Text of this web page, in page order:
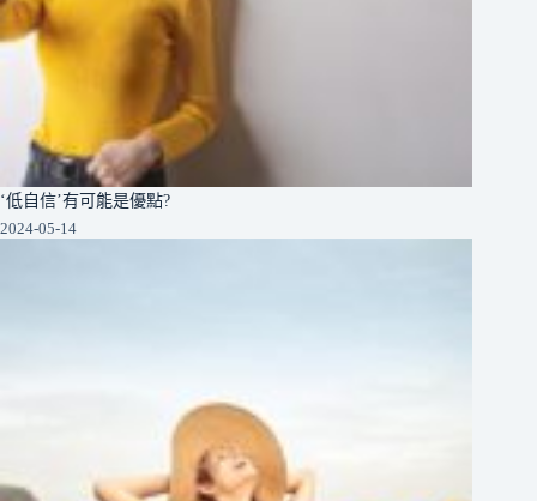
‘低自信’有可能是優點?
2024-05-14